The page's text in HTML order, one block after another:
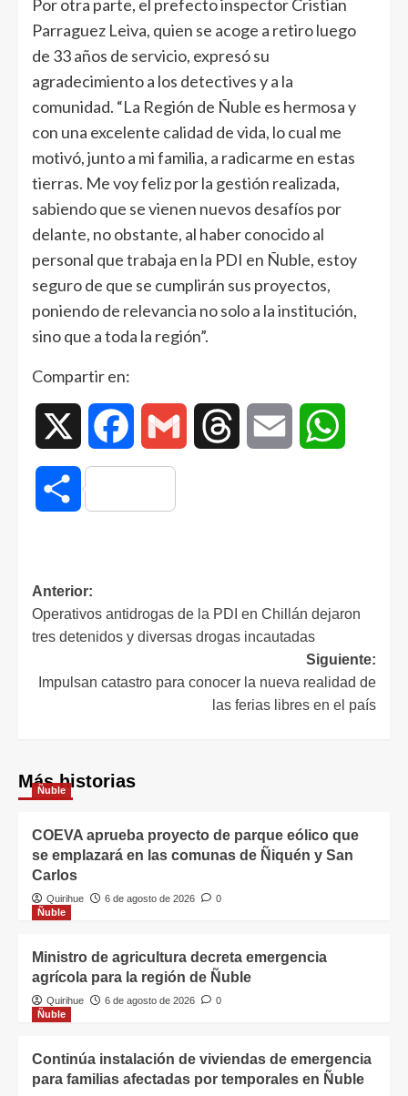
Por otra parte, el prefecto inspector Cristian
Parraguez Leiva, quien se acoge a retiro luego
de 33 años de servicio, expresó su
agradecimiento a los detectives y a la
comunidad. “La Región de Ñuble es hermosa y
con una excelente calidad de vida, lo cual me
motivó, junto a mi familia, a radicarme en estas
tierras. Me voy feliz por la gestión realizada,
sabiendo que se vienen nuevos desafíos por
delante, no obstante, al haber conocido al
personal que trabaja en la PDI en Ñuble, estoy
seguro de que se cumplirán sus proyectos,
poniendo de relevancia no solo a la institución,
sino que a toda la región”.
Compartir en:
Facebook Gmail Threads Email
Compartir
Anterior:
Operativos antidrogas de la PDI en Chillán dejaron
tres detenidos y diversas drogas incautadas
Siguiente:
Impulsan catastro para conocer la nueva realidad de
las ferias libres en el país
Más historias
Ñuble
COEVA aprueba proyecto de parque eólico que
se emplazará en las comunas de Ñiquén y San
Carlos
Quirihue 6 de agosto de 2026
0
Ñuble
Ministro de agricultura decreta emergencia
agrícola para la región de Ñuble
Quirihue 6 de agosto de 2026
0
Ñuble
Continúa instalación de viviendas de emergencia
para familias afectadas por temporales en Ñuble